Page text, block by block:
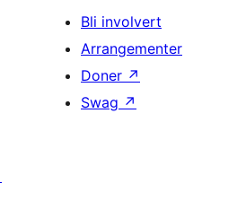
Bli involvert
Arrangementer
Doner ↗
Swag ↗